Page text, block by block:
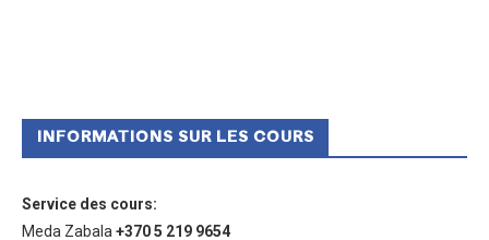
INFORMATIONS SUR LES COURS
Service des cours:
Meda Zabala +370 5 219 9654